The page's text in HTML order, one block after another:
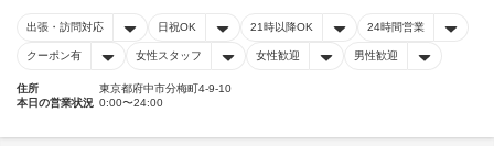
出張・訪問対応 日祝OK 21時以降OK 24時間営業
クーポン有 女性スタッフ 女性歓迎 男性歓迎
住所
東京都府中市分梅町4-9-10
本日の営業状況 0:00〜24:00